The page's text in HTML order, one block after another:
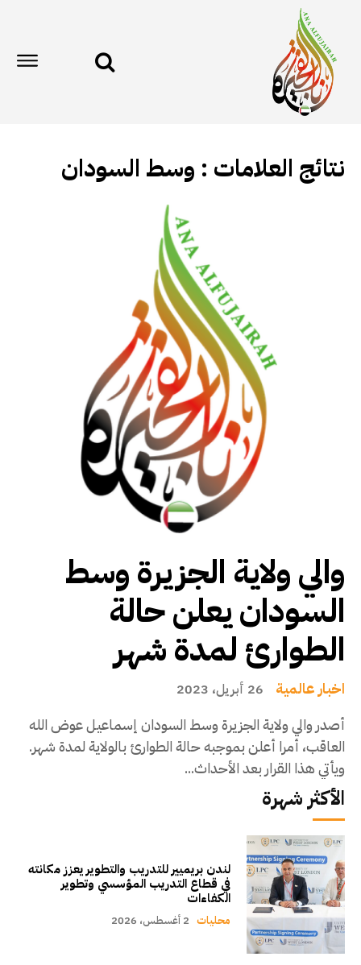
نتائج العلامات : وسط السودان
والي ولاية الجزيرة وسط
السودان يعلن حالة
الطوارئ لمدة شهر
اخبار عالمية 26 أبريل، 2023
أصدر والي ولاية الجزيرة وسط السودان إسماعيل عوض الله
العاقب، أمرا أعلن بموجبه حالة الطوارئ بالولاية لمدة شهر.
ويأتي هذا القرار بعد الأحداث...
الأكثر شهرة
لندن بريميير للتدريب والتطوير يعزز مكانته
في قطاع التدريب المؤسسي وتطوير
الكفاءات
محليات 2 أغسطس، 2026